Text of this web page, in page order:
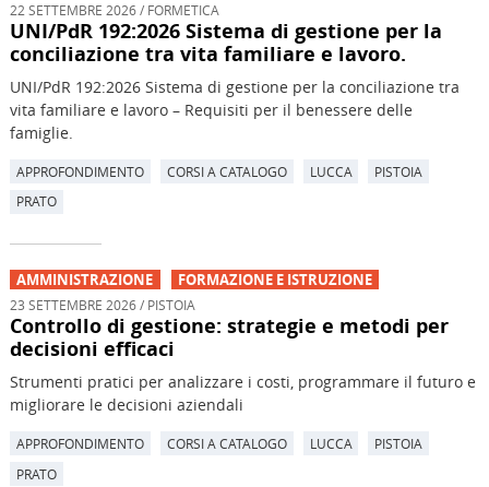
22 SETTEMBRE 2026 / FORMETICA
UNI/PdR 192:2026 Sistema di gestione per la
conciliazione tra vita familiare e lavoro.
UNI/PdR 192:2026 Sistema di gestione per la conciliazione tra
vita familiare e lavoro – Requisiti per il benessere delle
famiglie.
APPROFONDIMENTO CORSI A CATALOGO LUCCA
PISTOIA
PRATO
AMMINISTRAZIONE FORMAZIONE E ISTRUZIONE
23 SETTEMBRE 2026 / PISTOIA
Controllo di gestione: strategie e metodi per
decisioni efficaci
Strumenti pratici per analizzare i costi, programmare il futuro e
migliorare le decisioni aziendali
APPROFONDIMENTO CORSI A CATALOGO LUCCA
PISTOIA
PRATO